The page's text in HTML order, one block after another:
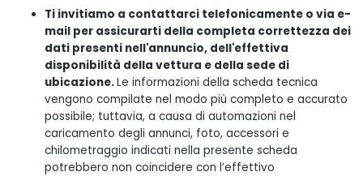
Ti invitiamo a contattarci telefonicamente o via e-
mail per assicurarti della completa correttezza dei
dati presenti nell'annuncio, dell'effettiva
disponibilità della vettura e della sede di
ubicazione.Le informazioni della scheda tecnica
vengono compilate nel modo più completo e accurato
possibile; tuttavia, a causa di automazioni nel
caricamento degli annunci, foto, accessori e
chilometraggio indicati nella presente scheda
potrebbero non coincidere con l’effettivo